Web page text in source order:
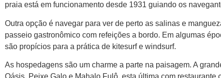
praia está em funcionamento desde 1931 guiando os
Outra opção é navegar para ver de perto as salinas e
passeio gastronômico com refeições a bordo. Em algumas
são propícios para a prática de kitesurf e windsurf.
As hospedagens são um charme a parte na paisagem. A
Oásis, Peixe Galo e Mahalo Fulô, esta última com